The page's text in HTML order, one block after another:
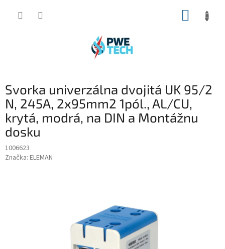
Svorka univerzálna dvojitá UK 95/2
N, 245A, 2x95mm2 1pól., AL/CU,
krytá, modrá, na DIN a Montážnu
dosku
1006623
Značka: ELEMAN